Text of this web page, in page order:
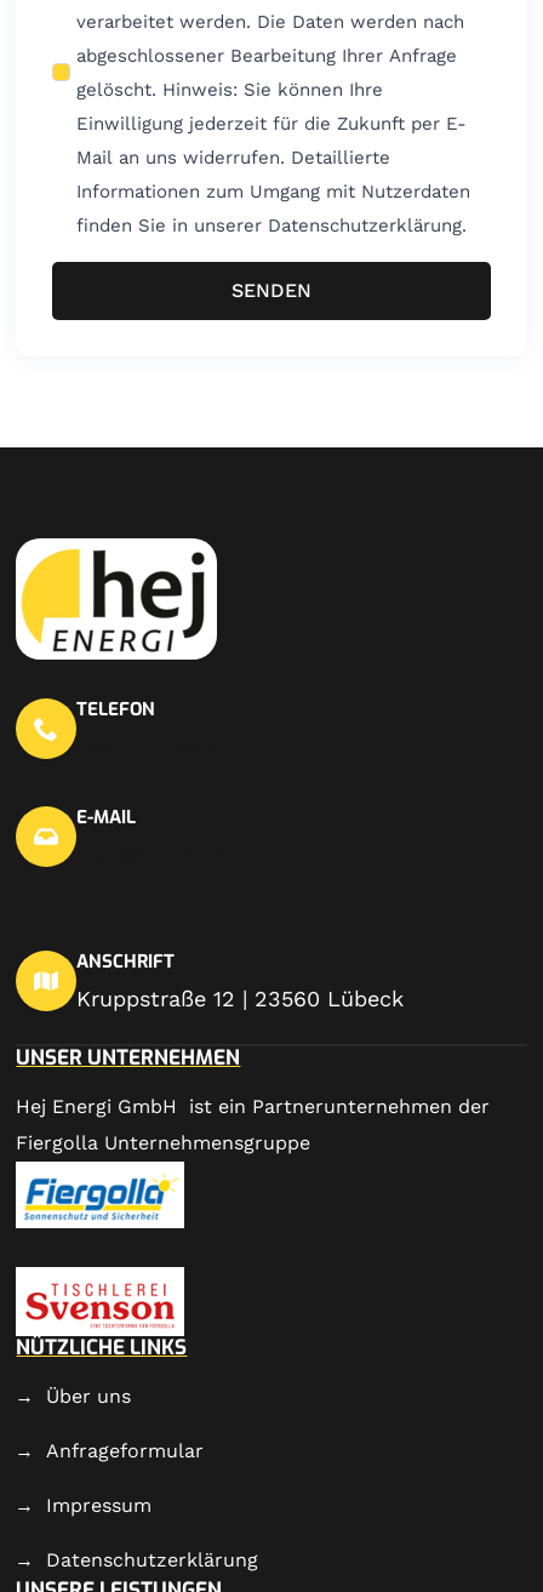
verarbeitet werden. Die Daten werden nach
abgeschlossener Bearbeitung Ihrer Anfrage
gelöscht. Hinweis: Sie können Ihre
Einwilligung jederzeit für die Zukunft per E-
Mail an uns widerrufen. Detaillierte
Informationen zum Umgang mit Nutzerdaten
finden Sie in unserer Datenschutzerklärung.
SENDEN
TELEFON
E-MAIL
ANSCHRIFT
Kruppstraße 12 | 23560 Lübeck
UNSER UNTERNEHMEN
Hej Energi GmbH ist ein Partnerunternehmen der
Fiergolla Unternehmensgruppe
NÜTZLICHE LINKS
Über uns
Anfrageformular
Impressum
Datenschutzerklärung